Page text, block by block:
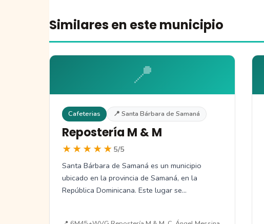
Similares en este municipio
📍
Cafeterias 📍 Santa Bárbara de Samaná
Repostería M & M
★★★★★ 5/5
Santa Bárbara de Samaná es un municipio
ubicado en la provincia de Samaná, en la
República Dominicana. Este lugar se…